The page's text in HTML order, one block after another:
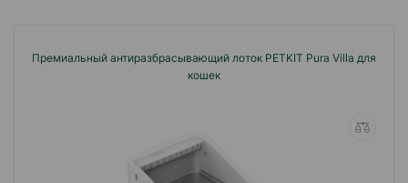
Премиальный антиразбрасывающий лоток PETKIT Pura Villa для
кошек